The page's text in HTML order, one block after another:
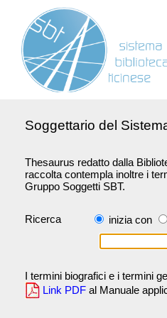
Soggettario del
Thesaurus redatto dalla
raccolta contempla inoltre i
Gruppo Soggetti SBT.
Ricerca inizia con
I termini biografici e i termini
Link PDF al Manuale